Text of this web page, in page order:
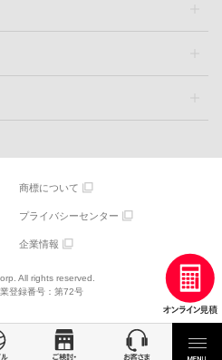
商標について
プライバシーセンター
企業情報
All rights reserved.
登録番号：第72号